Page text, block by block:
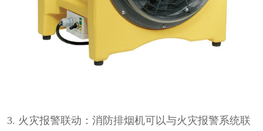
3. 火灾报警联动：消防排烟机可以与火灾报警系统联